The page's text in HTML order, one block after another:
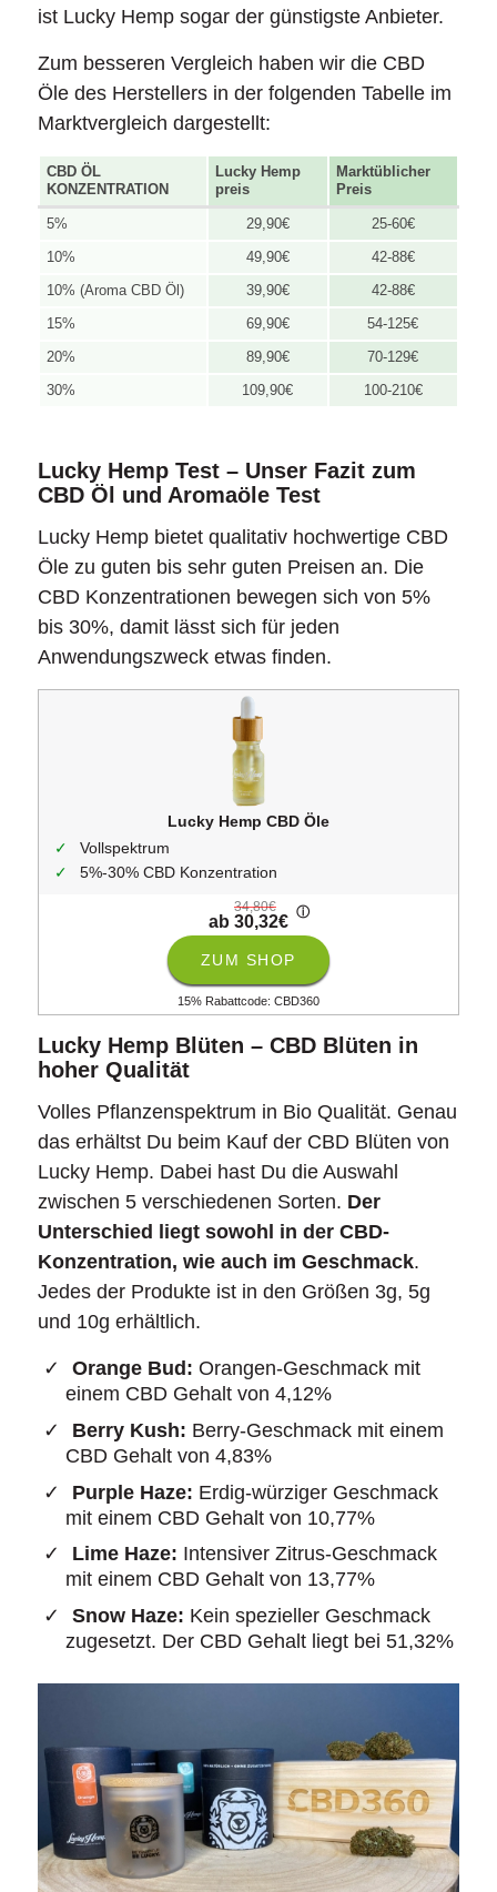
ist Lucky Hemp sogar der günstigste Anbieter.
Zum besseren Vergleich haben wir die CBD
Öle des Herstellers in der folgenden Tabelle im
Marktvergleich dargestellt:
CBD ÖL
KONZENTRATION
Lucky Hemp
preis
Marktüblicher
Preis
5% 29,90€
25-60€
10%
49,90€
42-88€
10% (Aroma CBD Öl)
39,90€
42-88€
15%
69,90€
54-125€
20%
89,90€
70-129€
30%
109,90€ 100-210€
Lucky Hemp Test – Unser Fazit zum
CBD Öl und Aromaöle Test
Lucky Hemp bietet qualitativ hochwertige CBD
Öle zu guten bis sehr guten Preisen an. Die
CBD Konzentrationen bewegen sich von 5%
bis 30%, damit lässt sich für jeden
Anwendungszweck etwas finden.
Lucky Hemp CBD Öle
Vollspektrum
5%-30% CBD Konzentration
34,80€
ab 30,32€ ⓘ
ZUM SHOP
15% Rabattcode: CBD360
Lucky Hemp Blüten – CBD Blüten in
hoher Qualität
Volles Pflanzenspektrum in Bio Qualität. Genau
das erhältst Du beim Kauf der CBD Blüten von
Lucky Hemp. Dabei hast Du die Auswahl
zwischen 5 verschiedenen Sorten. Der
Unterschied liegt sowohl in der CBD-
Konzentration, wie auch im Geschmack.
Jedes der Produkte ist in den Größen 3g, 5g
und 10g erhältlich.
Orange Bud: Orangen-Geschmack mit
einem CBD Gehalt von 4,12%
Berry Kush: Berry-Geschmack mit einem
CBD Gehalt von 4,83%
Purple Haze: Erdig-würziger Geschmack
mit einem CBD Gehalt von 10,77%
Lime Haze: Intensiver Zitrus-Geschmack
mit einem CBD Gehalt von 13,77%
Snow Haze: Kein spezieller Geschmack
zugesetzt. Der CBD Gehalt liegt bei 51,32%